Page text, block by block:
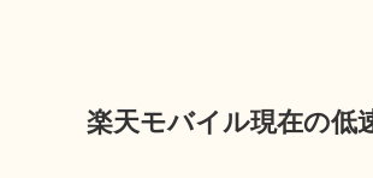
楽天モバイル現在の低